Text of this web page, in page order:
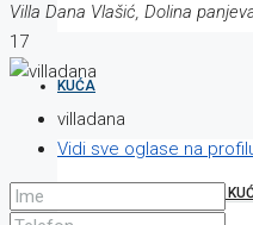
KUĆA
IZNAJMLJIVANJE
Villa Dana Vlašić, Dolina
17
villadana
Vidi sve oglase na